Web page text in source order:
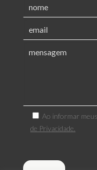
Ao informar
de Privacidade.